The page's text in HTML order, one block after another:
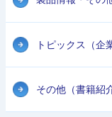
トピックス（企
その他（書籍紹